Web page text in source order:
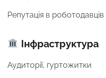
Репутація в роботодавців
Інфраструктура
Аудиторії, гуртожитки